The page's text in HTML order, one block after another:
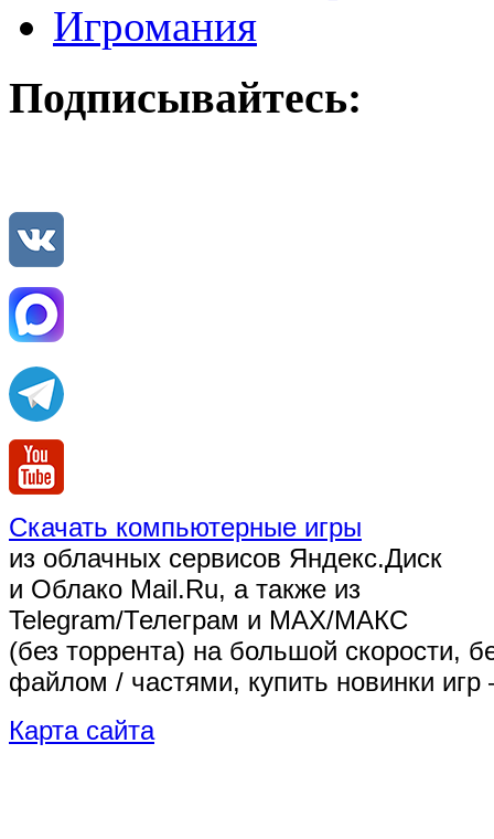
Игромания
Подписывайтесь:
Скачать компьютерные игры
из облачных сервисов Яндекс.Диск
и Облако Mail.Ru, а также из
Telegram/Телеграм и MAX/МАКС
(без торрента) на большой скорости,
файлом / частями, купить новинки
Карта сайта